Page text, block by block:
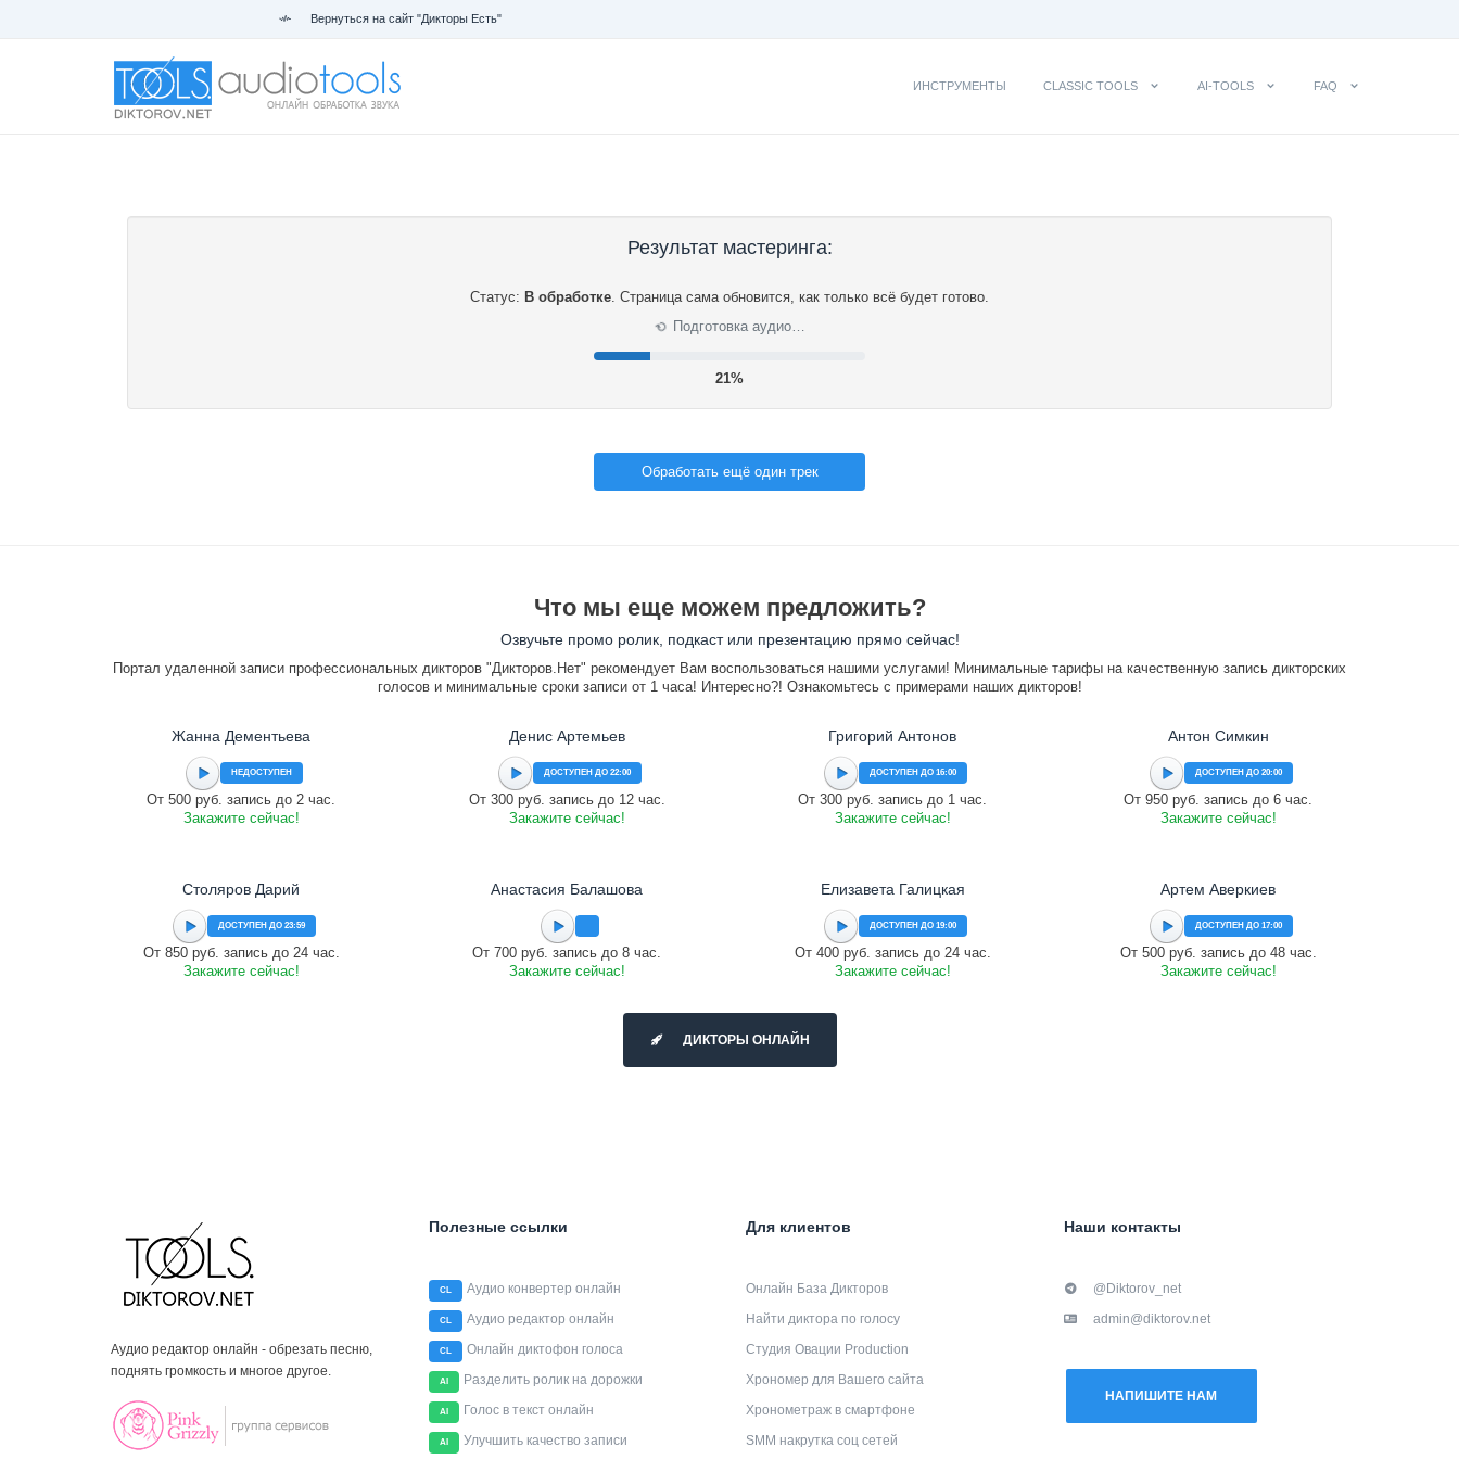
Вернуться на сайт "Дикторы Есть"
ИНСТРУМЕНТЫ CLASSIC TOOLS AI-TOOLS FAQ
Результат мастеринга:
Статус: В обработке. Страница сама обновится, как только всё будет готово.
⟳ Подготовка аудио…
22%
Обработать ещё один трек
Что мы еще можем предложить?
Озвучьте промо ролик, подкаст или презентацию прямо сейчас!
Портал удаленной записи профессиональных дикторов "Дикторов.Нет" рекомендует Вам воспользоваться нашими услугами! Минимальные тарифы на качественную запись дикторских
голосов и минимальные сроки записи от 1 часа! Интересно?! Ознакомьтесь с примерами наших дикторов!
Жанна Дементьева
НЕДОСТУПЕН
От 500 руб. запись до 2 час.
Закажите сейчас!
Денис Артемьев
ДОСТУПЕН ДО 22:00
От 300 руб. запись до 12 час.
Закажите сейчас!
Григорий Антонов
ДОСТУПЕН ДО 16:00
От 300 руб. запись до 1 час.
Закажите сейчас!
Антон Симкин
ДОСТУПЕН ДО 20:00
От 950 руб. запись до 6 час.
Закажите сейчас!
Столяров Дарий
ДОСТУПЕН ДО 23:59
От 850 руб. запись до 24 час.
Закажите сейчас!
Анастасия Балашова
От 700 руб. запись до 8 час.
Закажите сейчас!
Елизавета Галицкая
ДОСТУПЕН ДО 19:00
От 400 руб. запись до 24 час.
Закажите сейчас!
Артем Аверкиев
ДОСТУПЕН ДО 17:00
От 500 руб. запись до 48 час.
Закажите сейчас!
ДИКТОРЫ ОНЛАЙН
Аудио редактор онлайн - обрезать песню,
поднять громкость и многое другое.
Полезные ссылки
CL Аудио конвертер онлайн
CL Аудио редактор онлайн
CL Онлайн диктофон голоса
AI Разделить ролик на дорожки
AI Голос в текст онлайн
AI Улучшить качество записи
Для клиентов
Онлайн База Дикторов
Найти диктора по голосу
Студия Овации Production
Хрономер для Вашего сайта
Хронометраж в смартфоне
SMM накрутка соц сетей
Наши контакты
@Diktorov_net
admin@diktorov.net
НАПИШИТЕ НАМ